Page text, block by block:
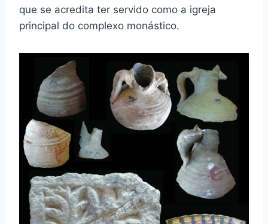
que se acredita ter servido como a igreja
principal do complexo monástico.